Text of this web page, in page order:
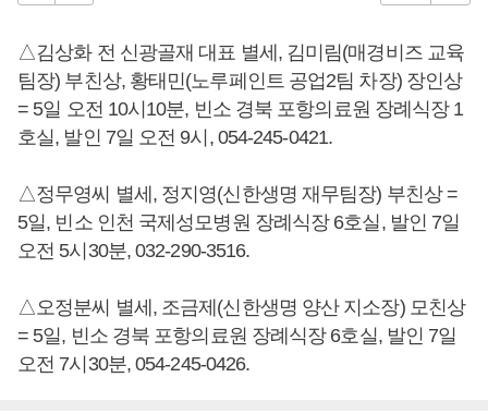
△김상화 전 신광골재 대표 별세, 김미림(매경비즈 교육
팀장) 부친상, 황태민(노루페인트 공업2팀 차장) 장인상
= 5일 오전 10시10분, 빈소 경북 포항의료원 장례식장 1
호실, 발인 7일 오전 9시, 054-245-0421.
△정무영씨 별세, 정지영(신한생명 재무팀장) 부친상 =
5일, 빈소 인천 국제성모병원 장례식장 6호실, 발인 7일
오전 5시30분, 032-290-3516.
△오정분씨 별세, 조금제(신한생명 양산 지소장) 모친상
= 5일, 빈소 경북 포항의료원 장례식장 6호실, 발인 7일
오전 7시30분, 054-245-0426.